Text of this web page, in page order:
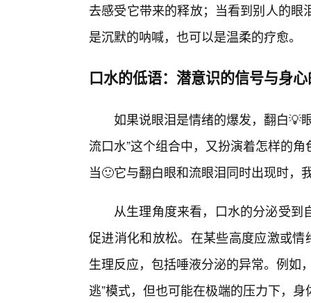
去感受它带来的释放；当看到别人的
是沉默的呐喊，也可以是温柔的疗愈。
口水的低语：潜意识的信号与身
如果说眼泪是情绪的爆发，翻白💡
流口水”这个组合中，又扮演着怎样的
当🙂它与翻白眼和流眼泪同时出现时，
从生理角度来看，口水的分泌受
促进消化和放松。在某些高度应激或
生理反应，包括唾液分泌的异常。例如
逃”模式，但也可能在极端的压力下，身